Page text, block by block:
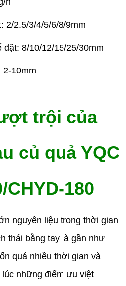
2/2.5/3/4/5/6/8/9mm
8/10/12/15/25/30mm
2-10mm
trội của
củ quả YQC
CHYD-180
nguyên liệu trong thời gian
thái bằng tay là gần như
quá nhiều thời gian và
những điểm ưu việt